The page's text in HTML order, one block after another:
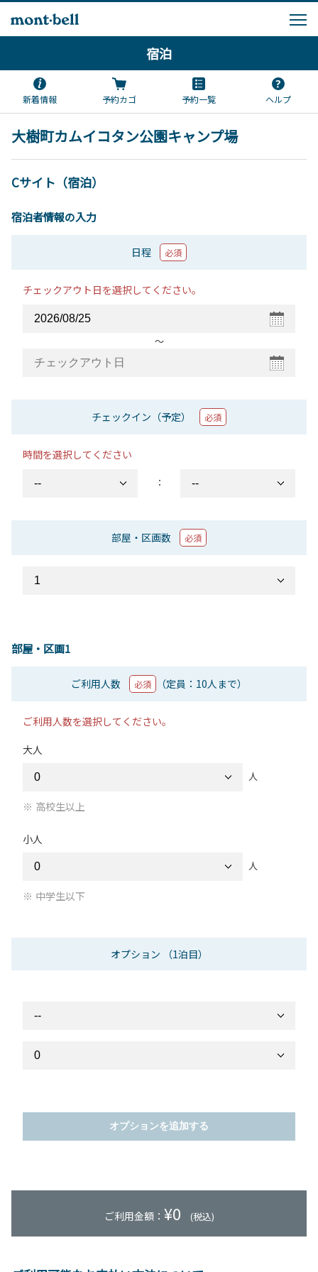
宿泊
新着情報 予約カゴ 予約一覧 ヘルプ
大樹町カムイコタン公園キャンプ場
Cサイト（宿泊）
宿泊者情報の入力
日程 必須
チェックアウト日を選択してください。
〜
チェックイン（予定） 必須
時間を選択してください
：
部屋・区画数 必須
部屋・区画1
ご利用人数 必須 （定員：10人まで）
ご利用人数を選択してください。
大人
人
高校生以上
小人
人
中学生以下
オプション （1泊目）
オプションを追加する
ご利用金額： ¥0 (税込)